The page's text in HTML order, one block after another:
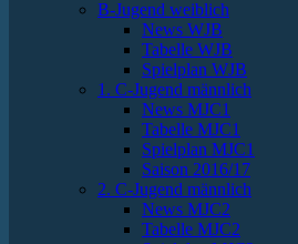
B-Jugend weiblich
News WJB
Tabelle WJB
Spielplan WJB
1. C-Jugend männlich
News MJC1
Tabelle MJC1
Spielplan MJC1
Saison 2016/17
2. C-Jugend männlich
News MJC2
Tabelle MJC2